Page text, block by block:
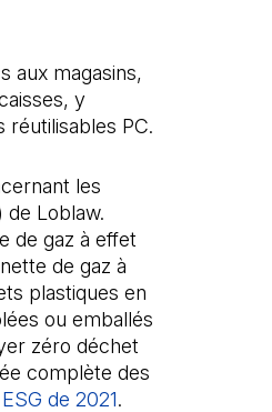
aux magasins,
y
réutilisables PC.
les
de Loblaw.
de gaz à effet
de gaz à
plastiques en
ou emballés
zéro déchet
complète des
de 2021.